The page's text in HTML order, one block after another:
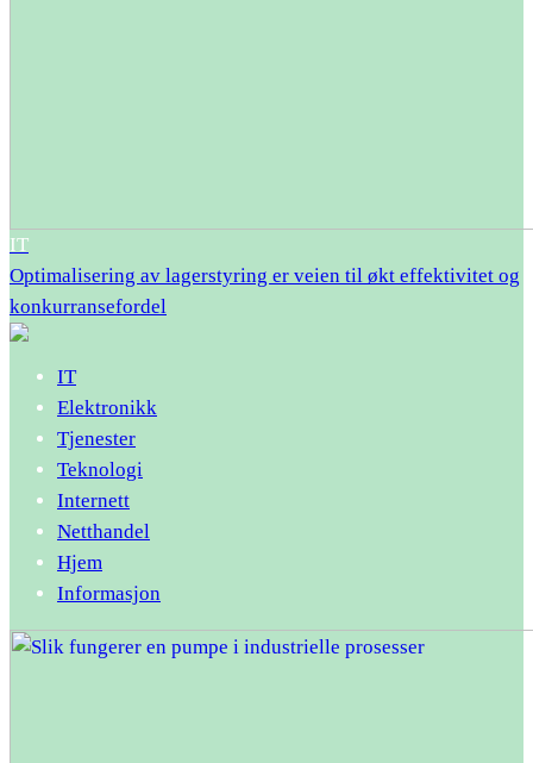
IT
Optimalisering av lagerstyring er veien til økt effektivitet og
konkurransefordel
IT
Elektronikk
Tjenester
Teknologi
Internett
Netthandel
Hjem
Informasjon